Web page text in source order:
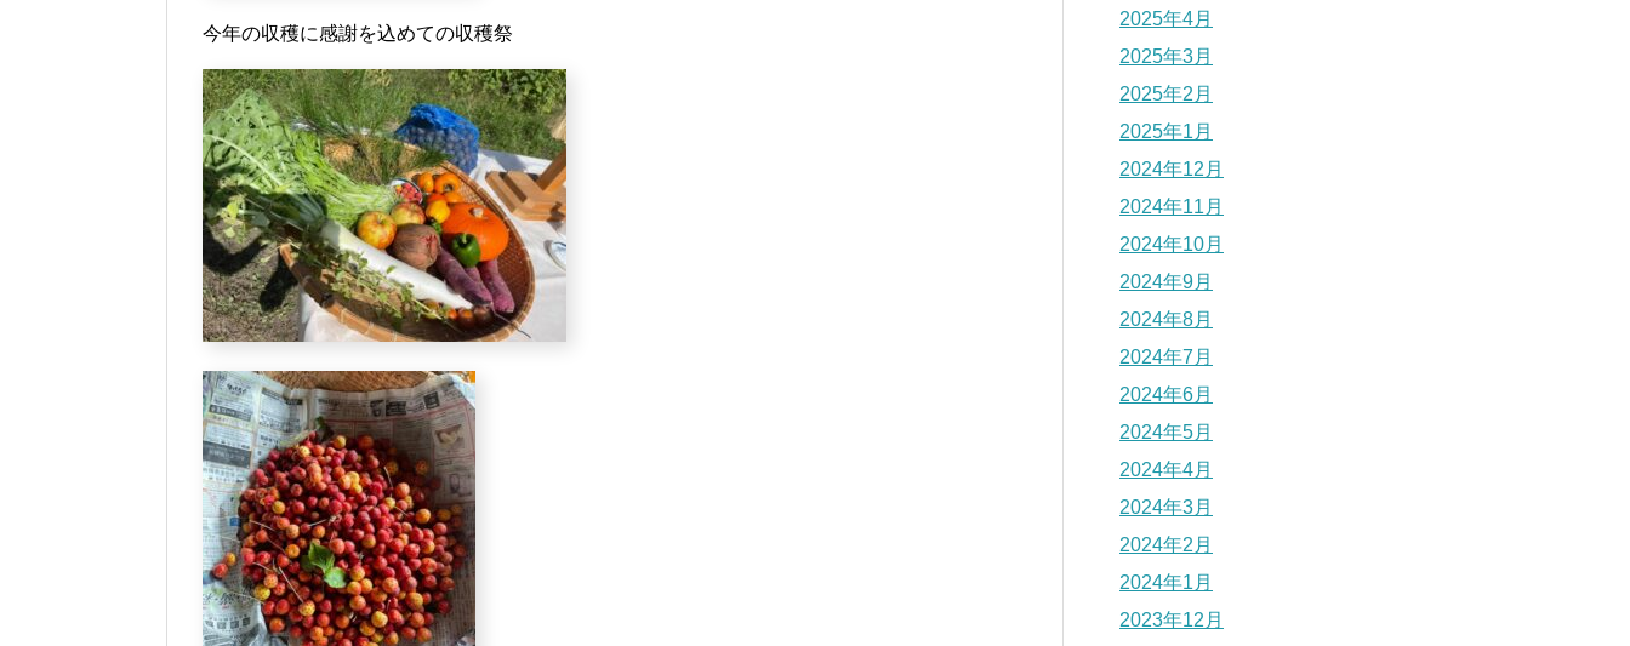
今年の収穫に感謝を込めての収穫祭
2025年4月
2025年3月
2025年2月
2025年1月
2024年12月
2024年11月
2024年10月
2024年9月
2024年8月
2024年7月
2024年6月
2024年5月
2024年4月
2024年3月
2024年2月
2024年1月
2023年12月